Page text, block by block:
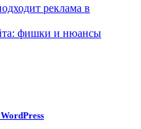
реклама в
фишки и нюансы